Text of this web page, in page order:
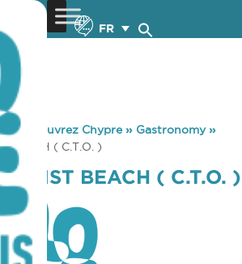
FR
»Découvrez Chypre» Gastronomy»
BEACH ( C.T.O. )
BEACH ( C.T.O. )